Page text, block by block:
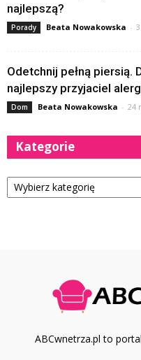
najlepszą?
Porady Beata Nowakowska -
Odetchnij pełną piersią.
najlepszy przyjaciel
Dom Beata Nowakowska - 24
Kategorie
Kategorie
ABCwnetrza.pl to